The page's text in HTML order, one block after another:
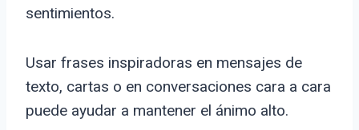
sentimientos.
Usar frases inspiradoras en mensajes de
texto, cartas o en conversaciones cara a cara
puede ayudar a mantener el ánimo alto.